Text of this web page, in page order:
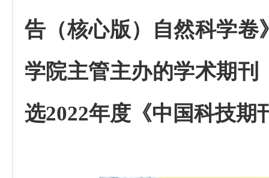
告（核心版）自然科学卷
学院主管主办的学术期刊
选2022年度《中国科技期